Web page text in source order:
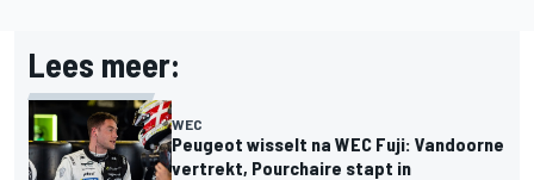
Lees meer:
WEC
Peugeot wisselt na WEC Fuji: Vandoorne
vertrekt, Pourchaire stapt in